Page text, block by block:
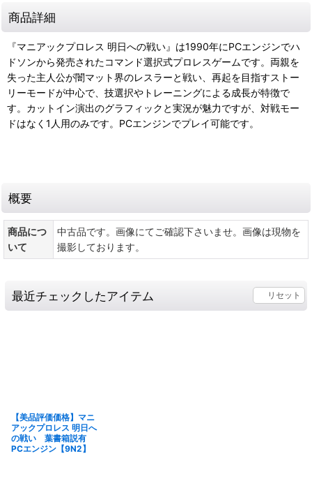
商品詳細
『マニアックプロレス 明日への戦い』は1990年にPCエンジンでハ
ドソンから発売されたコマンド選択式プロレスゲームです。両親を
失った主人公が闇マット界のレスラーと戦い、再起を目指すストー
リーモードが中心で、技選択やトレーニングによる成長が特徴で
す。カットイン演出のグラフィックと実況が魅力ですが、対戦モー
ドはなく1人用のみです。PCエンジンでプレイ可能です。
概要
商品につ
いて
中古品です。画像にてご確認下さいませ。画像は現物を
撮影しております。
最近チェックしたアイテム リセット
【美品評価価格】マニ
アックプロレス 明日へ
の戦い 葉書箱説有
PCエンジン【9N2】